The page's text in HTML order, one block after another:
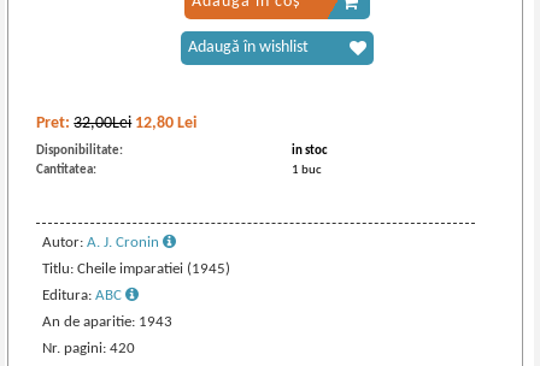
Pret:32,00Lei 12,80 Lei
Disponibilitate:
in stoc
Cantitatea:
1 buc
Autor:A. J. Cronin
Titlu: Cheile imparatiei (1945)
Editura:ABC
An de aparitie: 1943
Nr. pagini: 420
Adaugă în wishlist